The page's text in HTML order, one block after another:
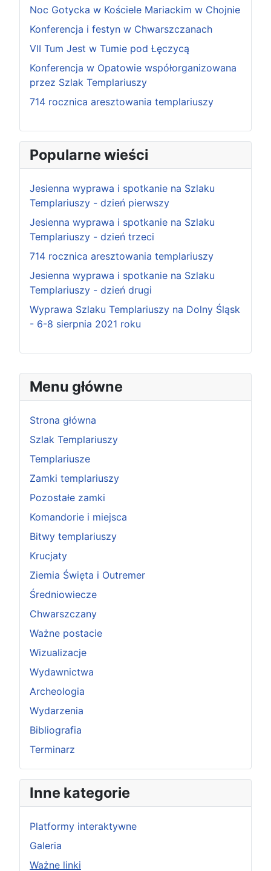
Menu główne
Strona główna
Szlak Templariuszy
Templariusze
Zamki templariuszy
Pozostałe zamki
Komandorie i miejsca
Bitwy templariuszy
Krucjaty
Ziemia Święta i Outremer
Średniowiecze
Chwarszczany
Ważne postacie
Wizualizacje
Wydawnictwa
Archeologia
Wydarzenia
Bibliografia
Terminarz
Inne kategorie
Platformy interaktywne
Galeria
Ważne linki
Noc Gotycka w Kościele Mariackim w Chojnie
Konferencja i festyn w Chwarszczanach
VII Tum Jest w Tumie pod Łęczycą
Konferencja w Opatowie współorganizowana
przez Szlak Templariuszy
714 rocznica aresztowania templariuszy
Popularne wieści
Jesienna wyprawa i spotkanie na Szlaku
Templariuszy - dzień pierwszy
Jesienna wyprawa i spotkanie na Szlaku
Templariuszy - dzień trzeci
714 rocznica aresztowania templariuszy
Jesienna wyprawa i spotkanie na Szlaku
Templariuszy - dzień drugi
Wyprawa Szlaku Templariuszy na Dolny Śląsk
- 6-8 sierpnia 2021 roku